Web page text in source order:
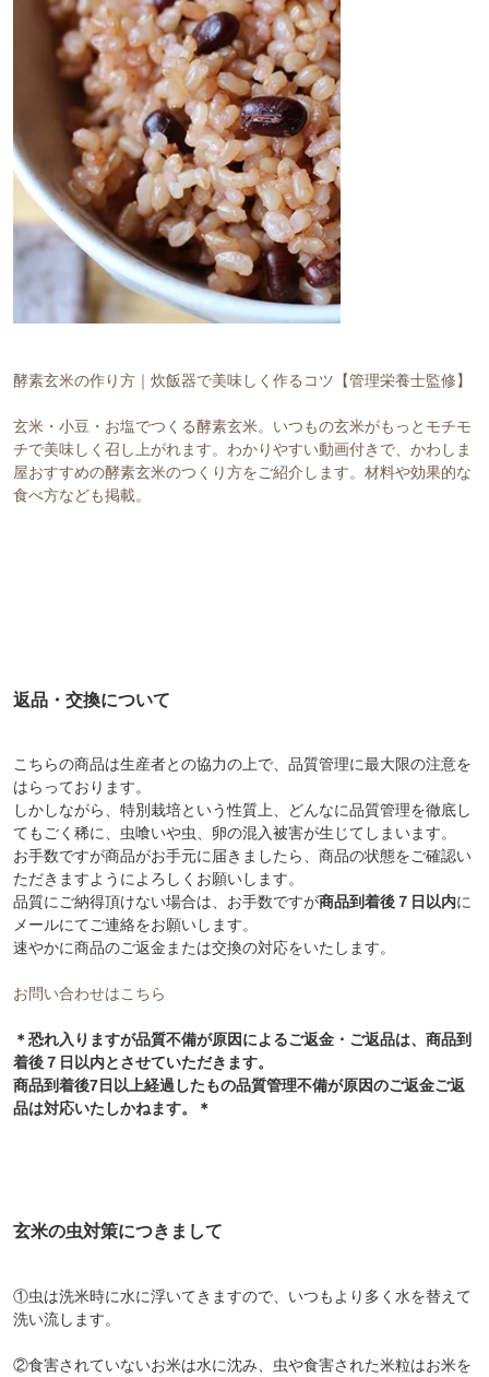
酵素玄米の作り方｜炊飯器で美味しく作るコツ【管理栄養士監修】
玄米・小豆・お塩でつくる酵素玄米。いつもの玄米がもっとモチモ
チで美味しく召し上がれます。わかりやすい動画付きで、かわしま
屋おすすめの酵素玄米のつくり方をご紹介します。材料や効果的な
食べ方なども掲載。
返品・交換について
こちらの商品は生産者との協力の上で、品質管理に最大限の注意を
はらっております。
しかしながら、特別栽培という性質上、どんなに品質管理を徹底し
てもごく稀に、虫喰いや虫、卵の混入被害が生じてしまいます。
お手数ですが商品がお手元に届きましたら、商品の状態をご確認い
ただきますようによろしくお願いします。
品質にご納得頂けない場合は、お手数ですが商品到着後７日以内に
メールにてご連絡をお願いします。
速やかに商品のご返金または交換の対応をいたします。
お問い合わせはこちら
＊恐れ入りますが品質不備が原因によるご返金・ご返品は、商品到
着後７日以内とさせていただきます。
商品到着後7日以上経過したもの品質管理不備が原因のご返金ご返
品は対応いたしかねます。＊
玄米の虫対策につきまして
①虫は洗米時に水に浮いてきますので、いつもより多く水を替えて
洗い流します。
②食害されていないお米は水に沈み、虫や食害された米粒はお米を